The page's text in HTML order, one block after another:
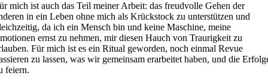
mich ist auch das Teil meiner Arbeit: das freudvolle Gehen der
in ein Leben ohne mich als Krückstock zu unterstützen und
da ich ein Mensch bin und keine Maschine, meine
ernst zu nehmen, mir diesen Hauch von Traurigkeit zu
Für mich ist es ein Ritual geworden, noch einmal Revue
zu lassen, was wir gemeinsam erarbeitet haben, und die
feiern.